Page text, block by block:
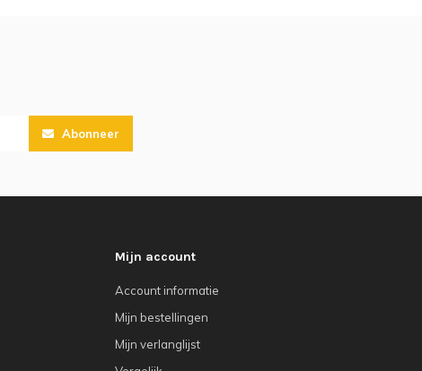
Abonneer
Mijn account
Account informatie
Mijn bestellingen
Mijn verlanglijst